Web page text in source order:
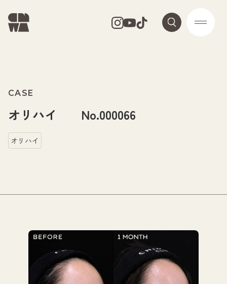
CASE
オリハイ No.000066
オリハイ